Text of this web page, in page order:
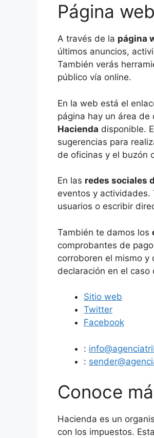
Página
A través de la página
últimos anuncios,
También verás
público vía online.
En la web está el
página hay un área
Hacienda disponible.
sugerencias para
de oficinas y el buzón
En las redes sociales
eventos y actividades.
usuarios o escribir
También te damos los
comprobantes de
corroboren el mismo y
declaración en el
Sitio web
Twitter
Facebook
:
:
Conoce
Hacienda es un
con los impuestos.